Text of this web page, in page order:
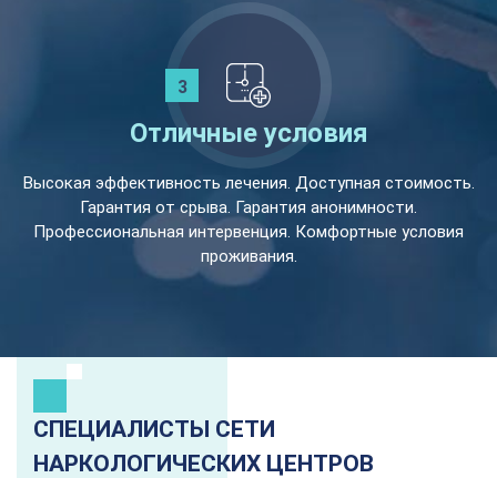
Отличные условия
Высокая эффективность лечения. Доступная стоимость.
Гарантия от срыва. Гарантия анонимности.
Профессиональная интервенция. Комфортные условия
проживания.
СПЕЦИАЛИСТЫ СЕТИ
НАРКОЛОГИЧЕСКИХ ЦЕНТРОВ